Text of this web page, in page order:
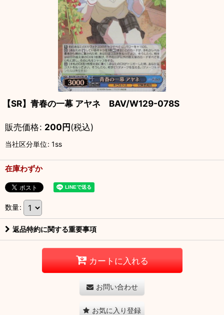
【SR】青春の一幕 アヤネ BAV/W129-078S
販売価格: 200円(税込)
当社区分単位: 1ss
在庫わずか
数量:
返品特約に関する重要事項
カートに入れる
お問い合わせ
お気に入り登録